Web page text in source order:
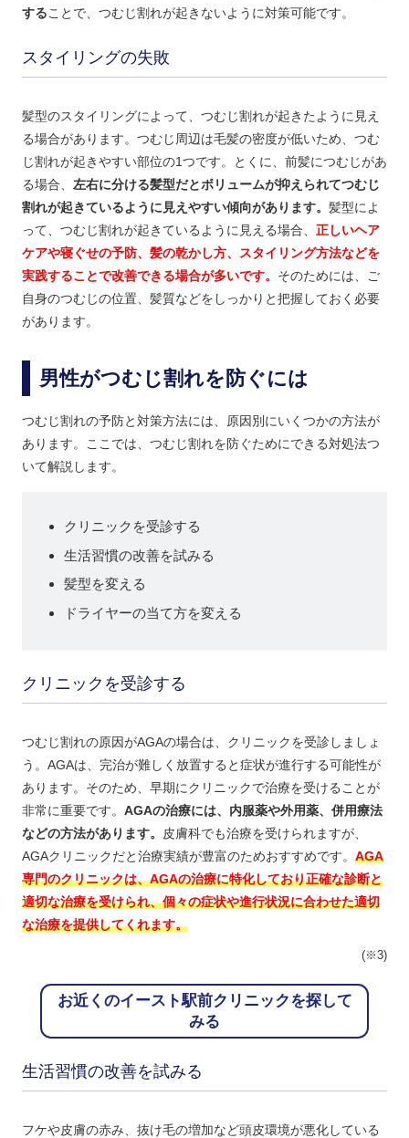
することで、つむじ割れが起きないように対策可能です。
スタイリングの失敗
髪型のスタイリングによって、つむじ割れが起きたように見え
る場合があります。つむじ周辺は毛髪の密度が低いため、つむ
じ割れが起きやすい部位の1つです。とくに、前髪につむじがあ
る場合、 左右に分ける髪型だとボリュームが抑えられてつむじ
割れが起きているように見えやすい傾向があります。 髪型によ
って、つむじ割れが起きているように見える場合、 正しいヘア
ケアや寝ぐせの予防、髪の乾かし方、スタイリング方法などを
実践することで改善できる場合が多いです。 そのためには、ご
自身のつむじの位置、髪質などをしっかりと把握しておく必要
があります。
男性がつむじ割れを防ぐには
つむじ割れの予防と対策方法には、原因別にいくつかの方法が
あります。ここでは、つむじ割れを防ぐためにできる対処法つ
いて解説します。
クリニックを受診する
生活習慣の改善を試みる
髪型を変える
ドライヤーの当て方を変える
クリニックを受診する
つむじ割れの原因がAGAの場合は、クリニックを受診しましょ
う。AGAは、完治が難しく放置すると症状が進行する可能性が
あります。そのため、早期にクリニックで治療を受けることが
非常に重要です。 AGAの治療には、内服薬や外用薬、併用療法
などの方法があります。
皮膚科でも治療を受けられますが、
AGAクリニックだと治療実績が豊富のためおすすめです。 AGA
専門のクリニックは、AGAの治療に特化しており正確な診断と
適切な治療を受けられ、個々の症状や進行状況に合わせた適切
な治療を提供してくれます。
(※3)
お近くのイースト駅前クリニックを探して
みる
生活習慣の改善を試みる
フケや皮膚の赤み、抜け毛の増加など頭皮環境が悪化している